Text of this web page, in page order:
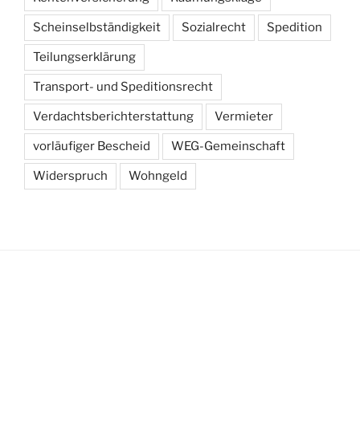
Scheinselbständigkeit Sozialrecht Spedition
Teilungserklärung
Transport- und Speditionsrecht
Verdachtsberichterstattung Vermieter
vorläufiger Bescheid WEG-Gemeinschaft
Widerspruch Wohngeld